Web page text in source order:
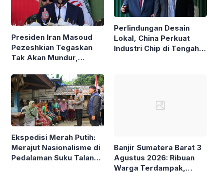
Presiden Iran Masoud
Pezeshkian Tegaskan
Tak Akan Mundur,
Resign Berulang Kali
Perlindungan Desain
Lokal, China Perkuat
Industri Chip di Tengah
Ekspedisi Merah Putih:
Merajut Nasionalisme di
Pedalaman Suku Talang
Banjir Sumatera Barat 3
Agustus 2026: Ribuan
Warga Terdampak,